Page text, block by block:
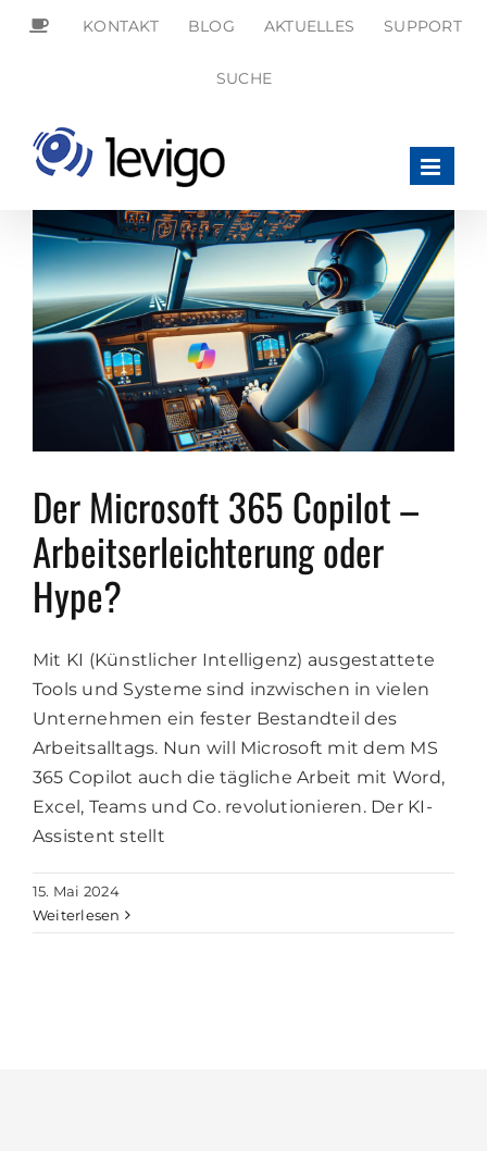
Zum
KONTAKT BLOG AKTUELLES SUPPORT
SUCHE
SEARCH
FOR:
Der Microsoft 365 Copilot –
Arbeitserleichterung oder
Hype?
Mit KI (Künstlicher Intelligenz) ausgestattete
Tools und Systeme sind inzwischen in vielen
Unternehmen ein fester Bestandteil des
Arbeitsalltags. Nun will Microsoft mit dem MS
365 Copilot auch die tägliche Arbeit mit Word,
Excel, Teams und Co. revolutionieren. Der KI-
Assistent stellt
15. Mai 2024
Weiterlesen